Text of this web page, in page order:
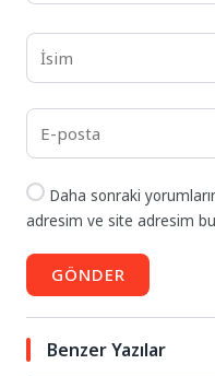
Daha sonraki
adresim ve site adresim bu
GÖNDER
Benzer Yazılar